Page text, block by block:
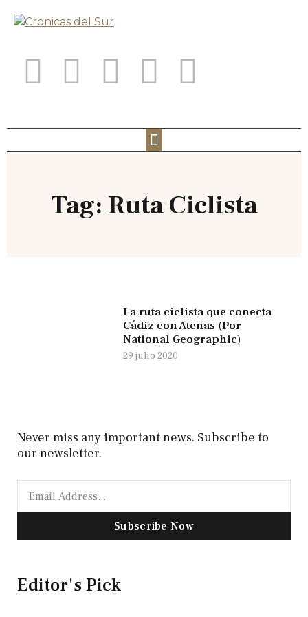
Tag: Ruta Ciclista
La ruta ciclista que conecta
Cádiz con Atenas (Por
National Geographic)
29 julio 2020
Never miss any important news. Subscribe to
our newsletter.
Subscribe Now
Editor's Pick